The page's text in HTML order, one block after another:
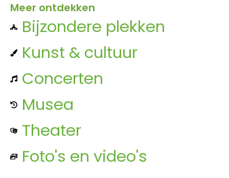
Meer ontdekken
Bijzondere plekken
Kunst & cultuur
Concerten
Musea
Theater
Foto's en video's